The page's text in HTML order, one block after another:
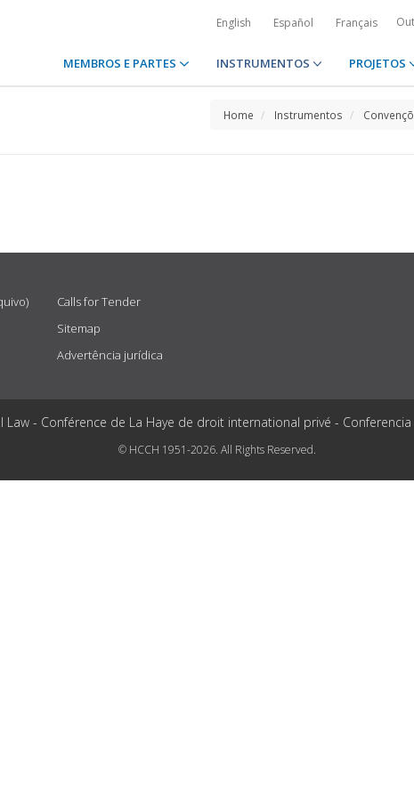
English Español Français
MEMBROS E PARTES INSTRUMENTOS PROJETOS
Home Instrumentos
Calls for Tender
Sitemap
Advertência jurídica
Law - Conférence de La Haye de droit international privé -
© HCCH 1951-2026. All Rights Reserved.